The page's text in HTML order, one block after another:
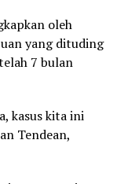
oleh
yang dituding
7 bulan
kasus kita ini
Tendean,